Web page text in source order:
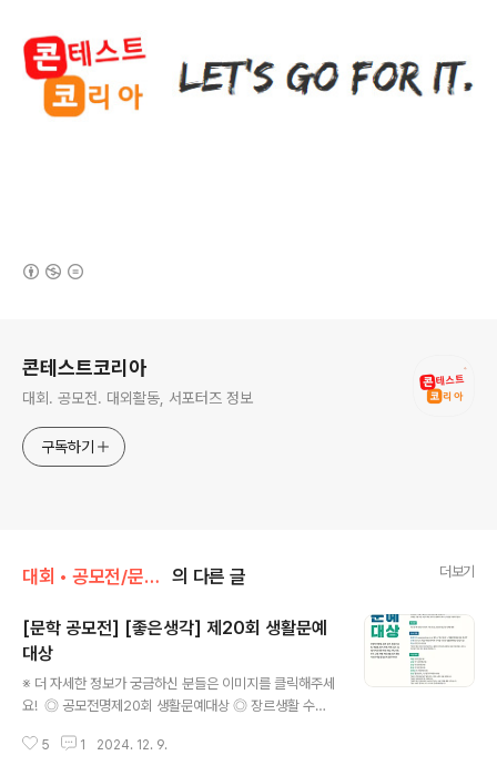
콘테스트코리아
대회. 공모전. 대외활동, 서포터즈 정보
구독하기
대회 • 공모전/문학 • 문예 • 네이밍 • 슬로건 의 다른 글 더보기
[문학 공모전] [좋은생각] 제20회 생활문예
대상
※ 더 자세한 정보가 궁금하신 분들은 이미지를 클릭해주세
요! ◎ 공모전명제20회 생활문예대상 ◎ 장르생활 수
달음, 용서, 후회, 실수담, 실패담, 연애담, 가족, 이웃, 우정,
5 1 2024. 12. 9.